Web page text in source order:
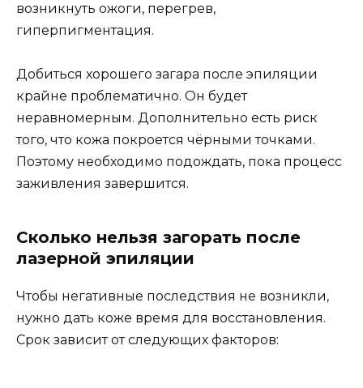
возникнуть ожоги, перегрев,
гиперпигментация.
Добиться хорошего загара после эпиляции
крайне проблематично. Он будет
неравномерным. Дополнительно есть риск
того, что кожа покроется чёрными точками.
Поэтому необходимо подождать, пока процесс
заживления завершится.
Сколько нельзя загорать после
лазерной эпиляции
Чтобы негативные последствия не возникли,
нужно дать коже время для восстановления.
Срок зависит от следующих факторов: